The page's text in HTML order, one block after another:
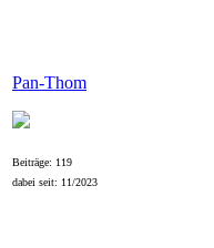
Pan-Thom
Beiträge: 119
dabei seit: 11/2023